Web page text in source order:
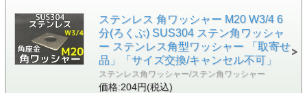
ステンレス 角ワッシャー M20 W3/4 6
分(ろくぶ) SUS304 ステン角ワッシャ
ー ステンレス角型ワッシャー 「取寄せ
品」「サイズ交換/キャンセル不可」
ステンレス角ワッシャー/ステン角ワッシャー
価格:204円(税込)